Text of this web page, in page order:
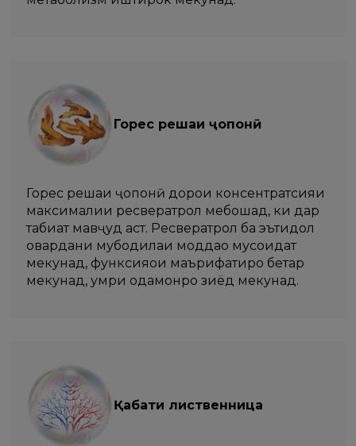
Горес решаи ҷопонӣ
Горес решаи ҷопонӣ дорои консентратсияи
максималии ресвератрол мебошад, ки дар
табиат мавҷуд аст. Ресвератрол ба эътидол
овардани мубодилаи моддаҳо мусоидат
мекунад, функсияҳои маърифатиро беҳтар
мекунад, умри одамонро зиёд мекунад.
Қабати лиственница